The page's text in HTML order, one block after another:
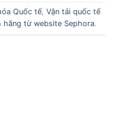
Quốc tế, Vận tải quốc tế
hãng từ website Sephora.